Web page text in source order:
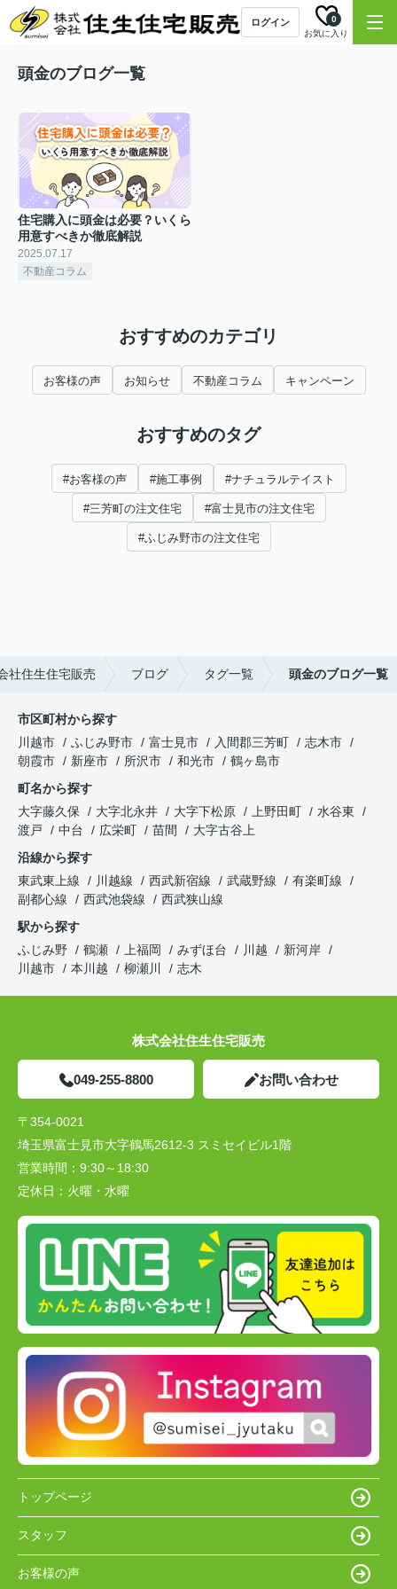
ログイン
お気に入り
0
頭金のブログ一覧
住宅購入に頭金は必要？いくら
用意すべきか徹底解説
2025.07.17
不動産コラム
おすすめのカテゴリ
お客様の声 お知らせ 不動産コラム キャンペーン
おすすめのタグ
#お客様の声 #施工事例 #ナチュラルテイスト
#三芳町の注文住宅 #富士見市の注文住宅
#ふじみ野市の注文住宅
社住生住宅販売 ブログ タグ一覧 頭金のブログ一覧
市区町村から探す
川越市
ふじみ野市 富士見市 入間郡三芳町
志木市
朝霞市
新座市 所沢市 和光市
鶴ヶ島市
町名から探す
大字藤久保
大字北永井 大字下松原 上野田町
水谷東
渡戸
中台 広栄町 苗間
大字古谷上
沿線から探す
東武東上線
川越線 西武新宿線 武蔵野線
有楽町線
副都心線
西武池袋線
西武狭山線
駅から探す
ふじみ野
鶴瀬 上福岡 みずほ台 川越
新河岸
川越市
本川越 柳瀬川 志木
株式会社住生住宅販売
049-255-8800 お問い合わせ
〒354-0021
埼玉県富士見市大字鶴馬2612-3 スミセイビル1階
営業時間： 9:30～18:30
定休日： 火曜・水曜
トップページ
スタッフ
お客様の声